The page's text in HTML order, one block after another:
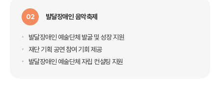
02 발달장애인 음악축제
발달장애인 예술단체 발굴 및 성장 지원
재단 기획 공연 참여 기회 제공
발달장애인 예술단체 자립 컨설팅 지원